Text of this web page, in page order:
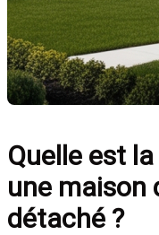
Quelle est
une maison
détaché ?